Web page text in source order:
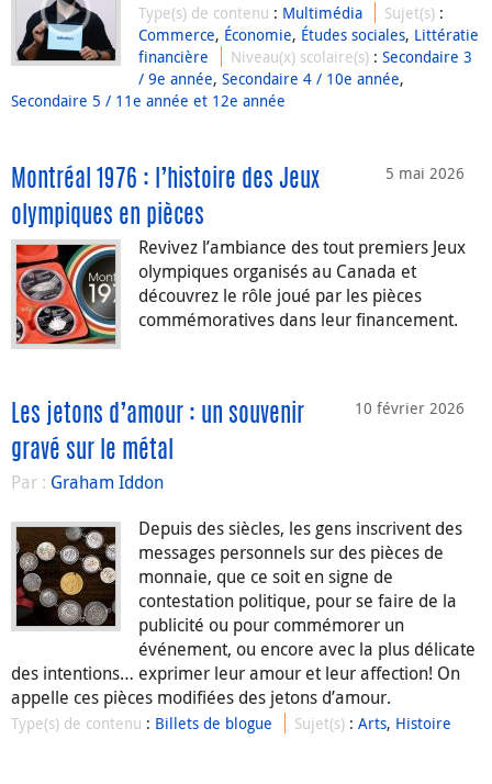
Type(s) de contenu : Multimédia Sujet(s) :
Commerce, Économie, Études sociales, Littératie
financière
Niveau(x) scolaire(s) :Secondaire 3
/ 9e année, Secondaire 4 / 10e année,
Secondaire 5 / 11e année et 12e année
5 mai 2026
Montréal 1976 : l’histoire des Jeux
olympiques en pièces
Revivez l’ambiance des tout premiers Jeux
olympiques organisés au Canada et
découvrez le rôle joué par les pièces
commémoratives dans leur financement.
10 février 2026
Les jetons d’amour : un souvenir
gravé sur le métal
Par : Graham Iddon
Depuis des siècles, les gens inscrivent des
messages personnels sur des pièces de
monnaie, que ce soit en signe de
contestation politique, pour se faire de la
publicité ou pour commémorer un
événement, ou encore avec la plus délicate
des intentions… exprimer leur amour et leur affection! On
appelle ces pièces modifiées des jetons d’amour.
Type(s) de contenu : Billets de blogue Sujet(s) :Arts, Histoire